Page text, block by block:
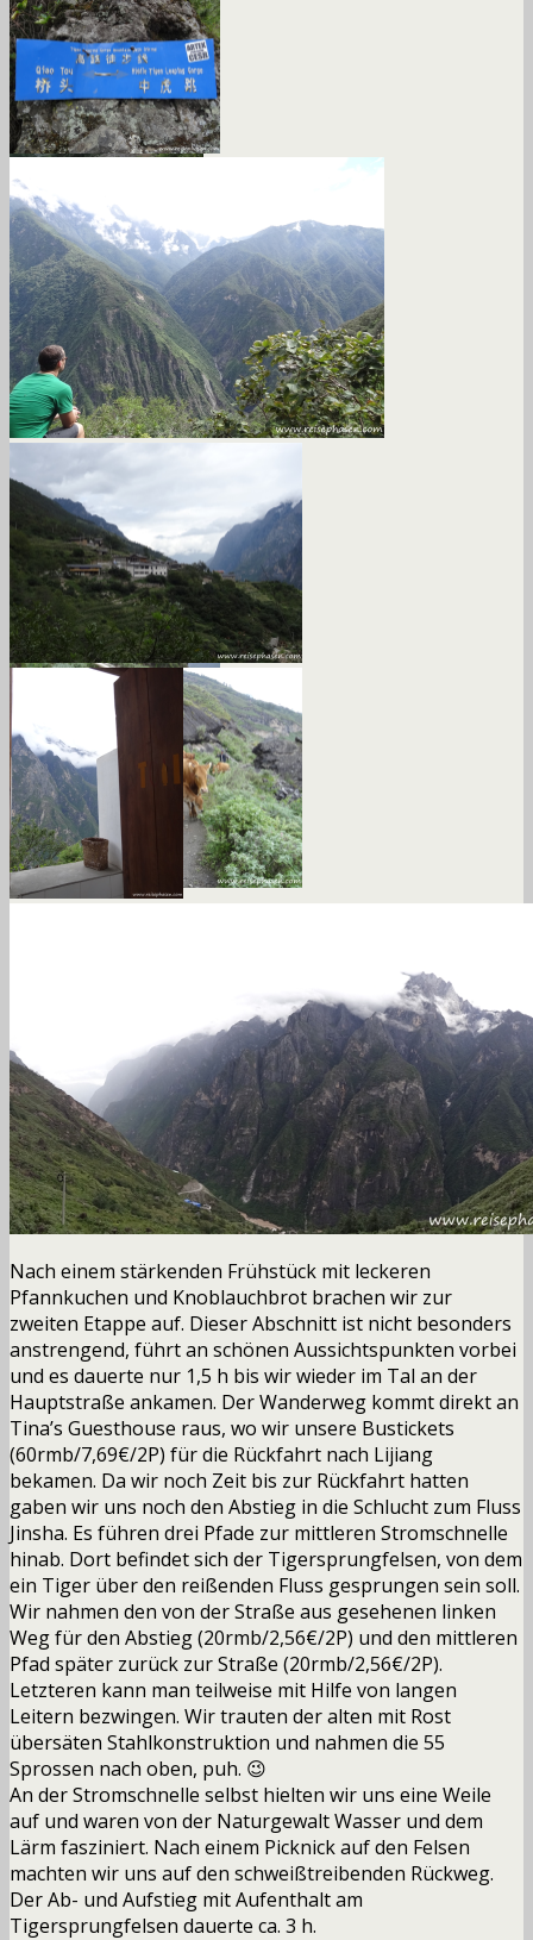
Nach einem stärkenden Frühstück mit leckeren
Pfannkuchen und Knoblauchbrot brachen wir zur
zweiten Etappe auf. Dieser Abschnitt ist nicht besonders
anstrengend, führt an schönen Aussichtspunkten vorbei
und es dauerte nur 1,5 h bis wir wieder im Tal an der
Hauptstraße ankamen. Der Wanderweg kommt direkt an
Tina’s Guesthouse raus, wo wir unsere Bustickets
(60rmb/7,69€/2P) für die Rückfahrt nach Lijiang
bekamen. Da wir noch Zeit bis zur Rückfahrt hatten
gaben wir uns noch den Abstieg in die Schlucht zum Fluss
Jinsha. Es führen drei Pfade zur mittleren Stromschnelle
hinab. Dort befindet sich der Tigersprungfelsen, von dem
ein Tiger über den reißenden Fluss gesprungen sein soll.
Wir nahmen den von der Straße aus gesehenen linken
Weg für den Abstieg (20rmb/2,56€/2P) und den mittleren
Pfad später zurück zur Straße (20rmb/2,56€/2P).
Letzteren kann man teilweise mit Hilfe von langen
Leitern bezwingen. Wir trauten der alten mit Rost
übersäten Stahlkonstruktion und nahmen die 55
Sprossen nach oben, puh. 😉
An der Stromschnelle selbst hielten wir uns eine Weile
auf und waren von der Naturgewalt Wasser und dem
Lärm fasziniert. Nach einem Picknick auf den Felsen
machten wir uns auf den schweißtreibenden Rückweg.
Der Ab- und Aufstieg mit Aufenthalt am
Tigersprungfelsen dauerte ca. 3 h.